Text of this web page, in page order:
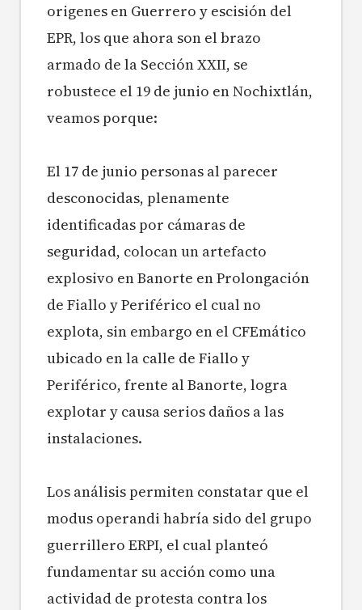
origenes en Guerrero y escisión del
EPR, los que ahora son el brazo
armado de la Sección XXII, se
robustece el 19 de junio en Nochixtlán,
veamos porque:
El 17 de junio personas al parecer
desconocidas, plenamente
identificadas por cámaras de
seguridad, colocan un artefacto
explosivo en Banorte en Prolongación
de Fiallo y Periférico el cual no
explota, sin embargo en el CFEmático
ubicado en la calle de Fiallo y
Periférico, frente al Banorte, logra
explotar y causa serios daños a las
instalaciones.
Los análisis permiten constatar que el
modus operandi habría sido del grupo
guerrillero ERPI, el cual planteó
fundamentar su acción como una
actividad de protesta contra los